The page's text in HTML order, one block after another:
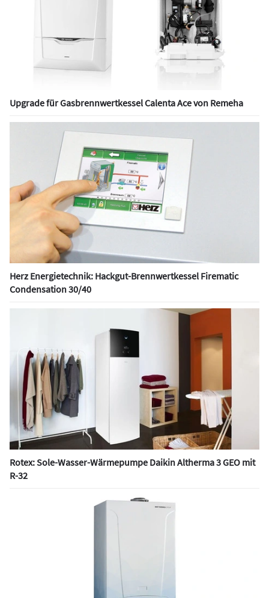
Upgrade für Gasbrennwertkessel Calenta Ace von Remeha
Herz Energietechnik: Hackgut-Brennwertkessel Firematic
Condensation 30/40
Rotex: Sole-Wasser-Wärmepumpe Daikin Altherma 3 GEO mit
R-32